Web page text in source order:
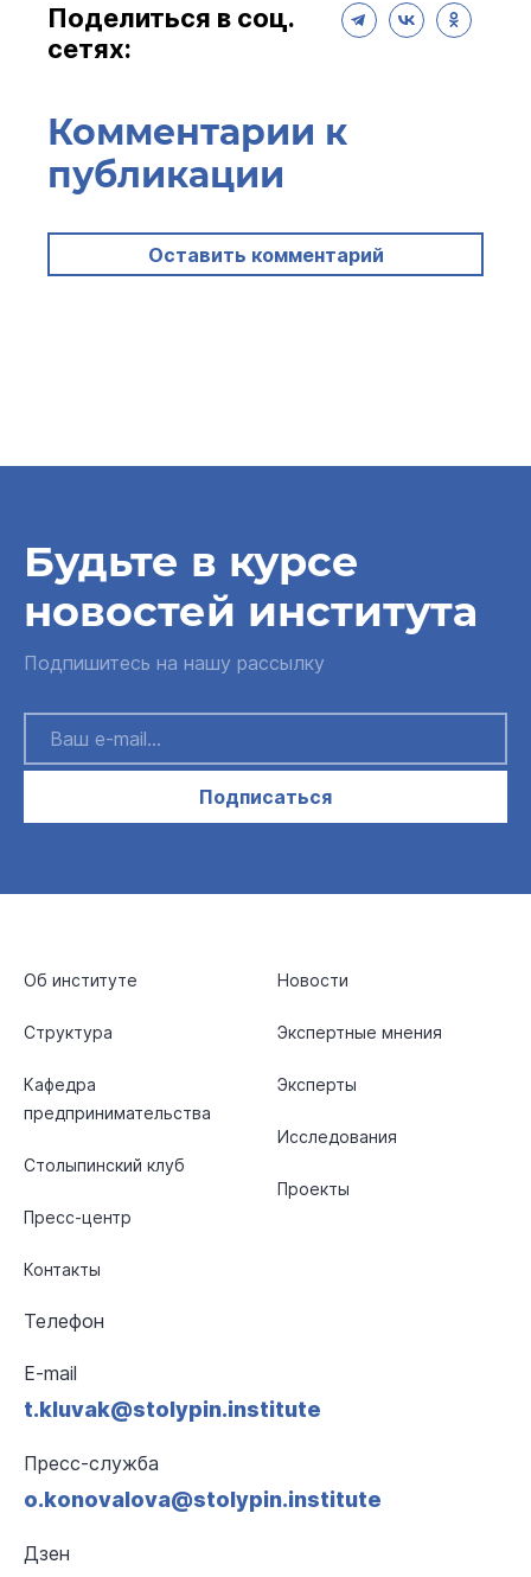
Поделиться в соц.
сетях:
Комментарии к
публикации
Оставить комментарий
Будьте в курсе
новостей института
Подпишитесь на нашу рассылку
Подписаться
Об институте
Структура
Кафедра
предпринимательства
Столыпинский клуб
Пресс-центр
Контакты
Новости
Экспертные мнения
Эксперты
Исследования
Проекты
Телефон
E-mail
t.kluvak@stolypin.institute
Пресс-служба
o.konovalova@stolypin.institute
Дзен